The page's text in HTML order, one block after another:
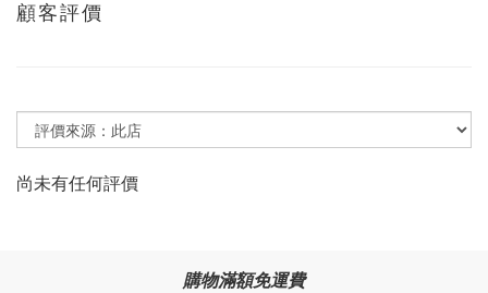
顧客評價
尚未有任何評價
購物滿額免運費